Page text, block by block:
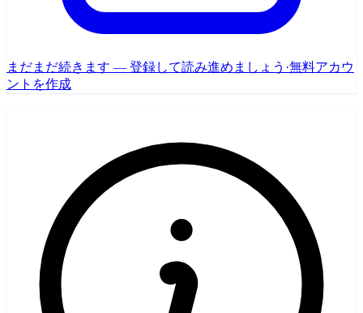
まだまだ続きます — 登録して読み進めましょう ·無料アカウ
ントを作成